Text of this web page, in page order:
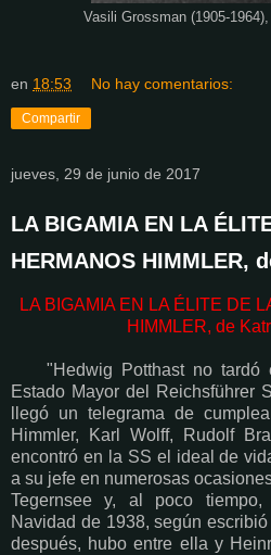
Vasili Grossman (1905-
en 18:53 No hay comentarios:
Compartir
jueves, 29 de junio de 2017
LA BIGAMIA EN LA
HERMANOS HIMMLER,
LA BIGAMIA EN LA ÉLITE DE
HIMMLER, de
"Hedwig Potthast no tardó
Estado Mayor del Reichsführer
llegó un telegrama de
Himmler, Karl Wolff, Rudolf
encontró en la SS el ideal de
a su jefe en numerosas
Tegernsee y, al poco
Navidad de 1938, según
después, hubo entre ella y